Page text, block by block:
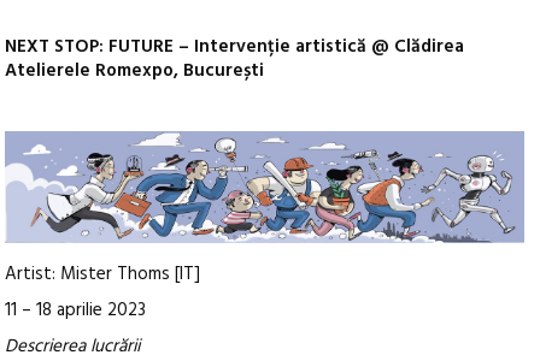
NEXT STOP: FUTURE – Intervenție artistică @ Clădirea
Atelierele Romexpo, București
Artist: Mister Thoms [IT]
11 – 18 aprilie 2023
Descrierea lucrării